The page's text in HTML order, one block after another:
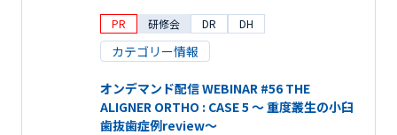
PR 研修会 DR DH
カテゴリー情報
オンデマンド配信 WEBINAR #56 THE
ALIGNER ORTHO : CASE 5 ～ 重度叢生の小臼
歯抜歯症例review～